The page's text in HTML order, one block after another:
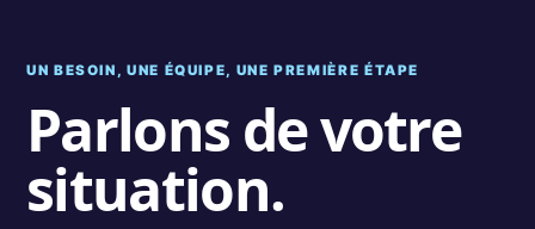
UN BESOIN, UNE ÉQUIPE, UNE PREMIÈRE ÉTAPE
Parlons de votre
situation.